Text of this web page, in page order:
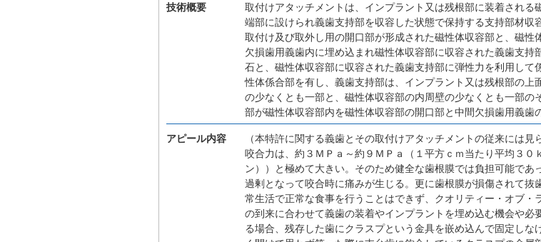
技術概要
取付けアタッチメントは、インプラント又は残根部に装着され
端部に設けられ義歯支持部を収容した状態で保持する支持部材
取付け及び取外し用の開口部が形成された磁性体収容部と、磁
欠損歯用義歯内に埋め込まれ磁性体収容部に収容された義歯支
石と、磁性体収容部に収容された義歯支持部に弾性力を利用し
性体係合部を有し、義歯支持部は、インプラント又は残根部の
の少なくとも一部と、磁性体収容部の内周壁の少なくとも一部
部が磁性体収容部内を磁性体収容部の開口部と中間欠損歯用義歯
アピール内容
（本特許に関する義歯とその取付けアタッチメントの従来には見
咬合力は、約３ＭＰａ～約９ＭＰａ（１平方ｃｍ当たり平均３
ン））と極めて大きい。そのため健全な歯根膜では負担可能で
過剰となって咬合時に痛みが生じる。更に歯根膜が損傷されて
常生活で正常な食事を行うことはできず、クオリティー・オブ
の到来に合わせて義歯の装着やインプラントを埋め込む機会や
る場合、残存した歯にクラスプという金具を嵌め込んで固定し